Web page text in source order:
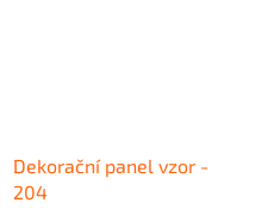
Dekorační panel vzor -
204